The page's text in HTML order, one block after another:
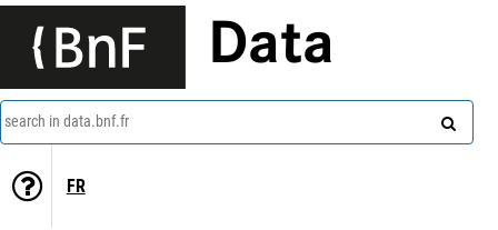
Data
search in data.bnf.fr
FR